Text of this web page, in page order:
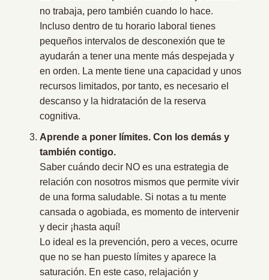
no trabaja, pero también cuando lo hace.
Incluso dentro de tu horario laboral tienes
pequeños intervalos de desconexión que te
ayudarán a tener una mente más despejada y
en orden. La mente tiene una capacidad y unos
recursos limitados, por tanto, es necesario el
descanso y la hidratación de la reserva
cognitiva.
Aprende a poner límites. Con los demás y
también contigo.
Saber cuándo decir NO es una estrategia de
relación con nosotros mismos que permite vivir
de una forma saludable. Si notas a tu mente
cansada o agobiada, es momento de intervenir
y decir ¡hasta aquí!
Lo ideal es la prevención, pero a veces, ocurre
que no se han puesto límites y aparece la
saturación. En este caso, relajación y